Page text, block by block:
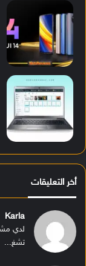
أخر التعليقات
Karla
لدي
تشغ...